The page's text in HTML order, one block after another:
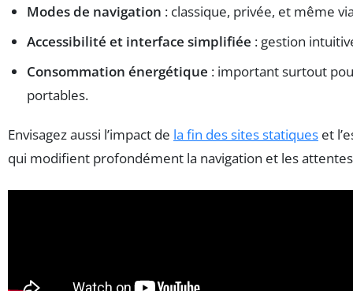
Modes de navigation : classique, privée, et même
Accessibilité et interface simplifiée : gestion
Consommation énergétique : important surtout
portables.
Envisagez aussi l’impact de la fin des sites statiques et
qui modifient profondément la navigation et les